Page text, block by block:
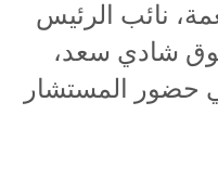
نائب الرئيس
شادي سعد،
المستشار